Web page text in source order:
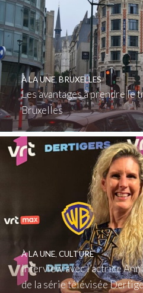
Les avantages à prendre le
Bruxelles
À LA UNE, BRUXELLES
Interview avec l’actrice
de la série télévisée
À LA UNE, CULTURE